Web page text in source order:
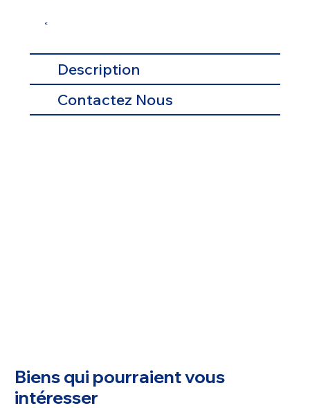
€
Description
Contactez Nous
Biens qui pourraient vous
intéresser